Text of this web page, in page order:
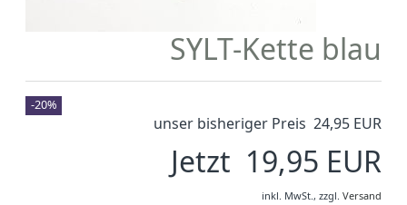
SYLT-Kette blau
unser bisheriger Preis 24,95 EUR
Jetzt 19,95 EUR
-20%
inkl. MwSt., zzgl. Versand